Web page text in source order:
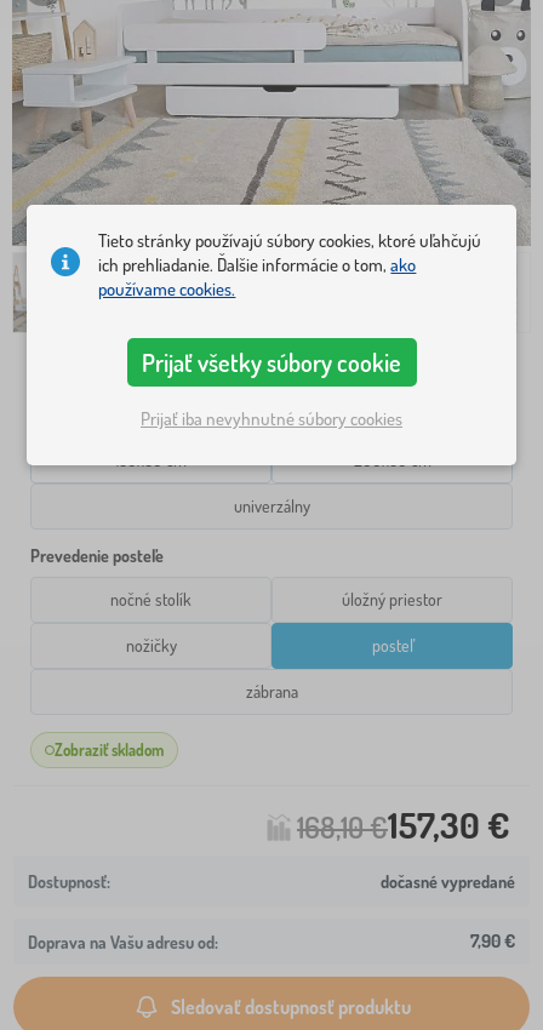
140x70 cm 160x80 cm
univerzálny
Prevedenie posteľe
nočné stolík úložný priestor
nožičky posteľ
zábrana
Zobraziť skladom
168,10 €157,30 €
dočasné vypredané
Doprava na Vašu adresu od: 7,90 €
Sledovať dostupnosť produktu
Tieto stránky používajú súbory cookies, ktoré uľahčujú
ich prehliadanie. Ďalšie informácie o tom,ako
používame cookies.
Prijať všetky súbory cookie
Prijať iba nevyhnutné súbory cookies